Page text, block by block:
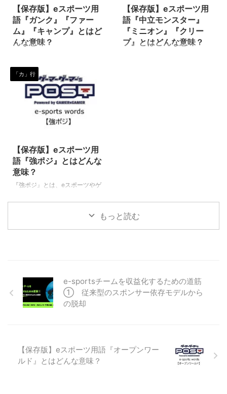
特にFPSやTPSにおいて使われる
ことが多いようです。 様々な種
目（タイトル）やゲームで使用さ
れるワードなので、色々な使われ
方がされますが、例えば… ソロキ
ァーストキル キ ...
日本のゲームシーンにとって欠か
せない存在と言えるほど熱狂的な
ファンを有するゲームのメインカ
テゴリーの一つですね！ ただ、
比較的古くからのゲームプレイヤ
【保存版】eスポーツ用
語『ガンク』『ファー
ム』『キャンプ』とはど
んな意味？
つである『リーグオブレジェンド
（League of Legends／通称
LoL）』の中で使われる、特に
「ジャングル（jg）」に関わる専
門用語です。 『ポケモンユナイ
ト』などのMOBAでもよく使われ
ゃいましょう！ ガンク（Gank）
『ガンク』のもともとの意味は
「盗む」という英語です。
LoL（リーグオブレジェンドにお
いて、この「ガンク」という言葉
【保存版】eスポーツ用
語『中立モンスター』
『ミニオン』『クリー
プ』とはどんな意味？
ニオン（minion） ネク ...
「カ」行
【保存版】eスポーツ用
語『強ポジ』とはどんな
意味？
『強ポジ』とは、eスポーツやゲ
強ポジ 強ポジは、ゲームやeスポ
ション）の事を指します。 プレ
イヤーの方々の使い方を見ている
と、ＭＡＰ上の物理的な場所を指
すことが多いようです。 たとえ
ン（ ...
もっと読む
e-sportsチームを収益化するための道筋
① 従来型のスポンサー依存モデルから
の脱却
【保存版】eスポーツ用語『オープンワー
ルド』とはどんな意味？